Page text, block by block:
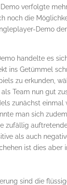
verfolgte
noch die
Demo
handelte es
ins Getümmel
zu erkunden,
Team nun gut
zunächst
man sich
zufällig
als auch
ist dies
sind die